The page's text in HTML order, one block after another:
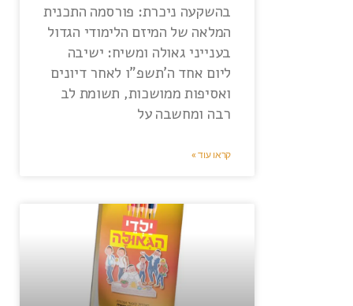
בהשקעה ניכרת: פורסמה התכנית
המלאה של המיזם הלימודי הגדול
בענייני גאולה ומשיח: ישיבה
ליום אחד ה'תשפ"ו לאחר דיונים
ואסיפות ממושכות, תשומת לב
רבה ומחשבה על
קראו עוד »